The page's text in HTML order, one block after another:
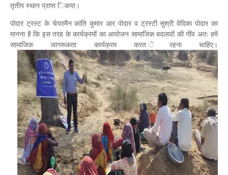
तृतीय स्थान प्राप्त िकया।
पोदार ट्रस्ट के चेयरमैन कांति कुमार आर पोदार व ट्रस्टी सुश्री वेदिका पोदार का
मानना है कि इस तरह के कार्यक्रमों का आयोजन सामाजिक बदलावों की नींव अतः हमें
सामाजिक जागरूकता कार्यक्रम करत ेरहना चाहिए।